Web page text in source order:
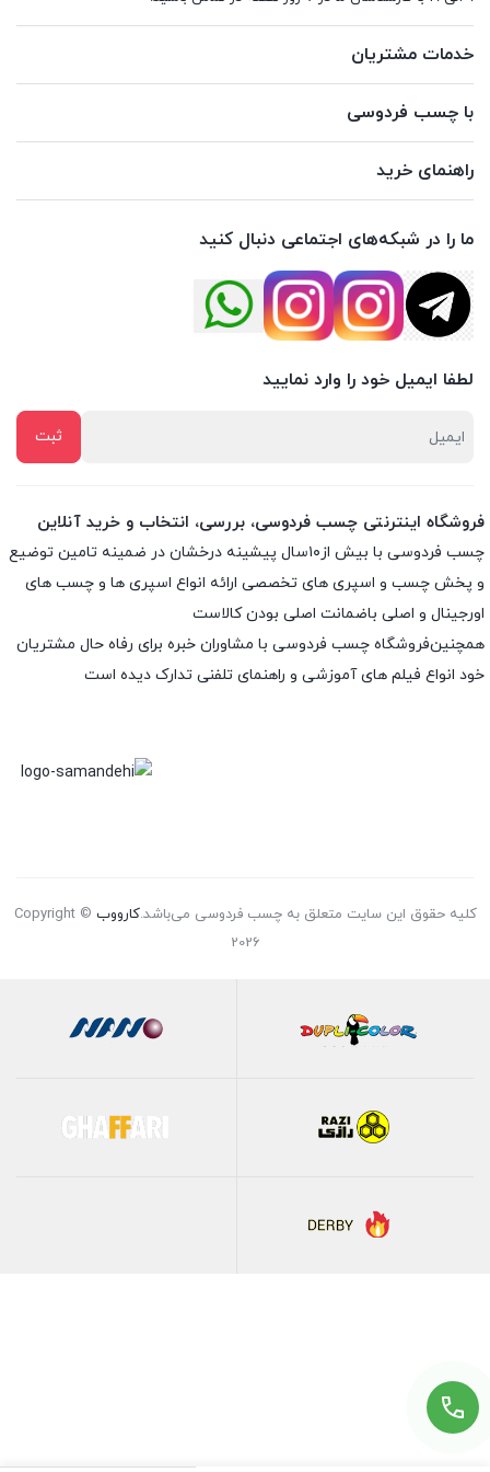
خدمات مشتریان
با چسب فردوسی
راهنمای خرید
ما را در شبکه‌های اجتماعی دنبال کنید
لطفا ایمیل خود را وارد نمایید
فروشگاه اینترنتی چسب فردوسی، بررسی، انتخاب و خرید آنلاین
چسب فردوسی با بیش از۱۰سال پیشینه درخشان در ضمینه تامین توضیع
و پخش چسب و اسپری های تخصصی ارائه انواع اسپری ها و چسب های
اورجینال و اصلی باضمانت اصلی بودن کالاست
همچنین‌فروشگاه چسب فردوسی با مشاوران خبره برای رفاه حال مشتریان
خود انواع فیلم های آموزشی و راهنمای تلفنی تدارک دیده است
کلیه حقوق این سایت متعلق به چسب فردوسی می‌باشد.کارووب Copyright ©
2026